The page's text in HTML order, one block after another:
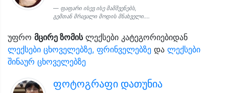
ფაფარი ისევ ისე მამშვენებს,
გემთან მრავალი მოდის მნახველი....
უფრო მცირე ზომისლექსები კატეგორიებიდან
ლექსები ცხოველებზე, ფრინველებზე და ლექსები
შინაურ ცხოველებზე
ფოტოგრაფი დათუნია